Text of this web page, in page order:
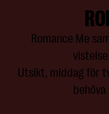
Romance Me
Utsikt, middag för